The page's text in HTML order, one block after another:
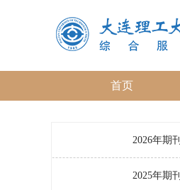
首页
2026年期刊
2025年期刊